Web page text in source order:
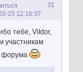
31
23 12:16:37
тебе, Viktor,
участникам
форума